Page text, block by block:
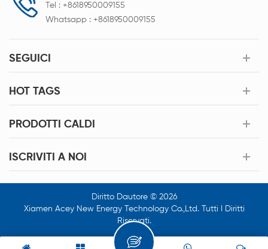
Tel : +8618950009155
Whatsapp : +8618950009155
SEGUICI
HOT TAGS
PRODOTTI CALDI
ISCRIVITI A NOI
Diritto Dautore © 2026
Xiamen Acey New Energy Technology Co.,Ltd. Tutti I Diritti
Riservati.